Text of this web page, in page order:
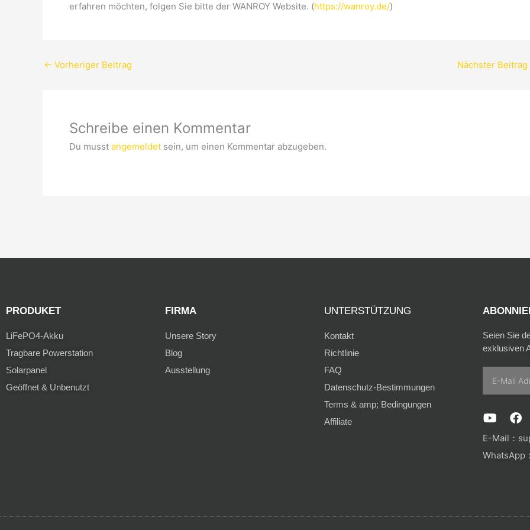
erfahren möchten, folgen Sie bitte der WANROY Website. (https://wanroy.de/)
← Vorheriger Beitrag Nächster Beitrag
Schreibe einen Kommentar
Du musst angemeldet sein, um einen Kommentar abzugeben.
PRODUKET
LiFePO4-Akku
Tragbare Powerstation
Solarpanel
Geöffnet & Unbenutzt
FIRMA
Unsere Story
Blog
Ausstellung
UNTERSTÜTZUNG
Kontakt
Richtlinie
FAQ
Datenschutz-Bestimmungen
Terms & amp; Bedingungen
Affiliate
Seien Sie
exklusiven
Y
o
u
u
F
a
c
b
E-Mail：
WhatsApp